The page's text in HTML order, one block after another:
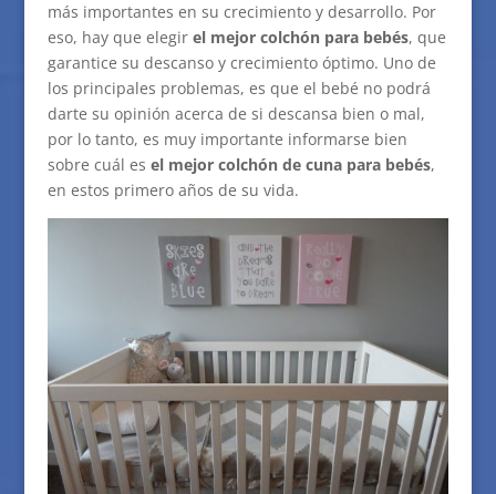
más importantes en su crecimiento y desarrollo. Por
eso, hay que elegir el mejor colchón para bebés, que
garantice su descanso y crecimiento óptimo. Uno de
los principales problemas, es que el bebé no podrá
darte su opinión acerca de si descansa bien o mal,
por lo tanto, es muy importante informarse bien
sobre cuál es el mejor colchón de cuna para bebés,
en estos primero años de su vida.